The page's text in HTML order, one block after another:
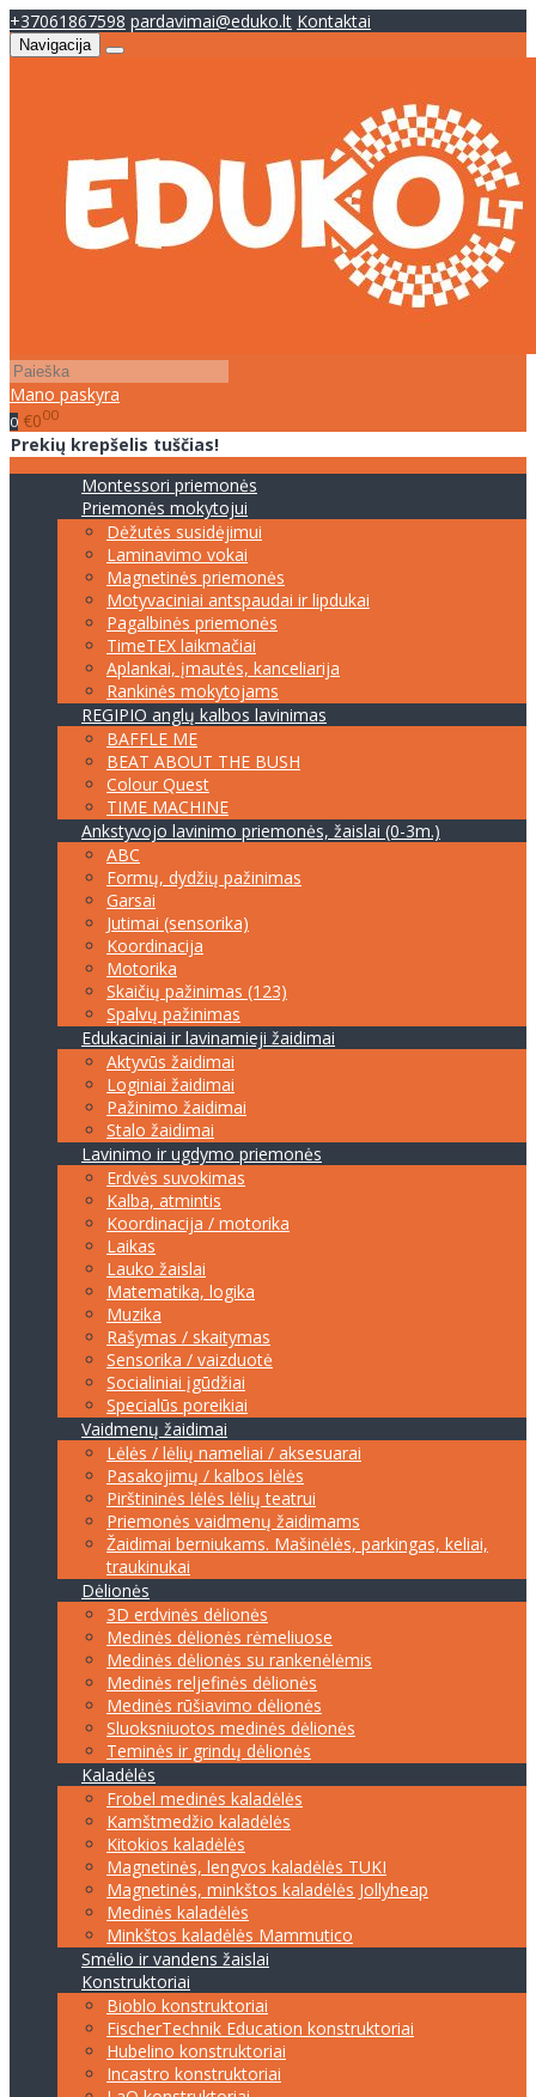
+37061867598 pardavimai@eduko.lt Kontaktai
Navigacija
Mano paskyra
0 €000
Prekių krepšelis tuščias!
Montessori priemonės
Priemonės mokytojui
Dėžutės susidėjimui
Laminavimo vokai
Magnetinės priemonės
Motyvaciniai antspaudai ir lipdukai
Pagalbinės priemonės
TimeTEX laikmačiai
Aplankai, įmautės, kanceliarija
Rankinės mokytojams
REGIPIO anglų kalbos lavinimas
BAFFLE ME
BEAT ABOUT THE BUSH
Colour Quest
TIME MACHINE
Ankstyvojo lavinimo priemonės, žaislai (0-3m.)
ABC
Formų, dydžių pažinimas
Garsai
Jutimai (sensorika)
Koordinacija
Motorika
Skaičių pažinimas (123)
Spalvų pažinimas
Edukaciniai ir lavinamieji žaidimai
Aktyvūs žaidimai
Loginiai žaidimai
Pažinimo žaidimai
Stalo žaidimai
Lavinimo ir ugdymo priemonės
Erdvės suvokimas
Kalba, atmintis
Koordinacija / motorika
Laikas
Lauko žaislai
Matematika, logika
Muzika
Rašymas / skaitymas
Sensorika / vaizduotė
Socialiniai įgūdžiai
Specialūs poreikiai
Vaidmenų žaidimai
Lėlės / lėlių nameliai / aksesuarai
Pasakojimų / kalbos lėlės
Pirštininės lėlės lėlių teatrui
Priemonės vaidmenų žaidimams
Žaidimai berniukams. Mašinėlės, parkingas, keliai,
traukinukai
Dėlionės
3D erdvinės dėlionės
Medinės dėlionės rėmeliuose
Medinės dėlionės su rankenėlėmis
Medinės reljefinės dėlionės
Medinės rūšiavimo dėlionės
Sluoksniuotos medinės dėlionės
Teminės ir grindų dėlionės
Kaladėlės
Frobel medinės kaladėlės
Kamštmedžio kaladėlės
Kitokios kaladėlės
Magnetinės, lengvos kaladėlės TUKI
Magnetinės, minkštos kaladėlės Jollyheap
Medinės kaladėlės
Minkštos kaladėlės Mammutico
Smėlio ir vandens žaislai
Konstruktoriai
Bioblo konstruktoriai
FischerTechnik Education konstruktoriai
Hubelino konstruktoriai
Incastro konstruktoriai